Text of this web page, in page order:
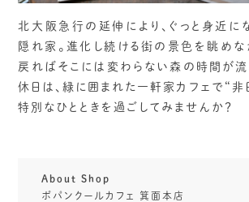
北大阪急行の延伸により、ぐっと身近に
隠れ家。進化し続ける街の景色を眺めな
戻ればそこには変わらない森の時間が流
休日は、緑に囲まれた一軒家カフェで“非
特別なひとときを過ごしてみませんか？
About Shop
ポパンクールカフェ 箕面本店